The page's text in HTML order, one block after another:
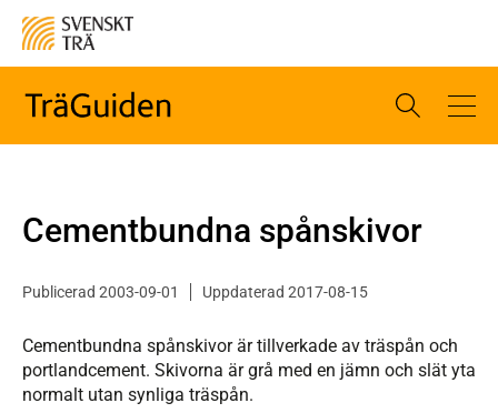
Cementbundna spånskivor
Publicerad 2003-09-01 Uppdaterad 2017-08-15
Cementbundna spånskivor är tillverkade av träspån och
portlandcement. Skivorna är grå med en jämn och slät yta
normalt utan synliga träspån.